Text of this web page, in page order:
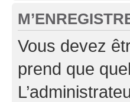
Vous devez
prend que